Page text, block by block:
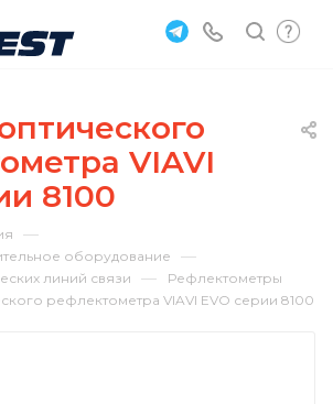
VIAVI
8100
—
оборудование —
линий связи — Рефлектометры
рефлектометра VIAVI EVO серии 8100